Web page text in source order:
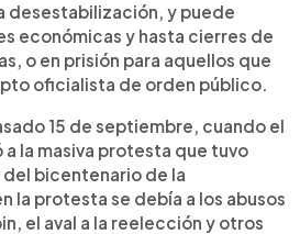
desestabilización, y puede
económicas y hasta cierres de
o en prisión para aquellos que
oficialista de orden público.
15 de septiembre, cuando el
la masiva protesta que tuvo
del bicentenario de la
la protesta se debía a los abusos
el aval a la reelección y otros